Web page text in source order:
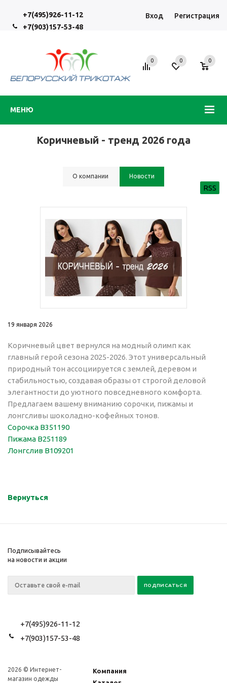
+7(495)926-11-12
+7(903)157-53-48
Вход Регистрация
МЕНЮ
0 0 0
Коричневый - тренд 2026 года
О компании Новости
RSS
19 января 2026
Коричневый цвет вернулся на модный олимп как
главный герой сезона 2025-2026. Этот универсальный
природный тон ассоциируется с землей, деревом и
стабильностью, создавая образы от строгой деловой
элегантности до уютного повседневного комфорта.​
Предлагаем вашему вниманию сорочки, пижамы и
лонгсливы шоколадно-кофейных тонов.
Сорочка В351190
Пижама В251189
Лонгслив В109201
Вернуться
Подписывайтесь
на новости и акции
+7(495)926-11-12
+7(903)157-53-48
2026 © Интернет-
магазин одежды
Компания